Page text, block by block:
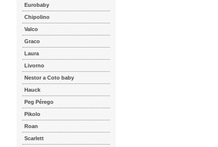
Eurobaby
Chipolino
Valco
Graco
Laura
Livorno
Nestor a Coto baby
Hauck
Peg Pérego
Pikolo
Roan
Scarlett